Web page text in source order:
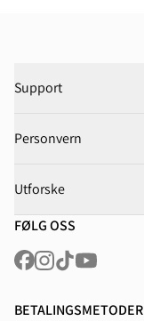
Support
Personvern
Utforske
FØLG OSS
BETALINGSMETODER